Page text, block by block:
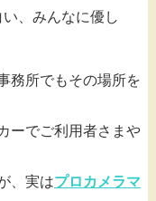
、みんなに優し
務所でもその場所を
ーでご利用者さまや
、実はプロカメラマ